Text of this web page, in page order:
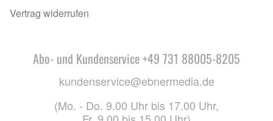
Vertrag widerrufen
Abo- und Kundenservice +49 731 88005-8205
kundenservice@ebnermedia.de
(Mo. - Do. 9.00 Uhr bis 17.00 Uhr,